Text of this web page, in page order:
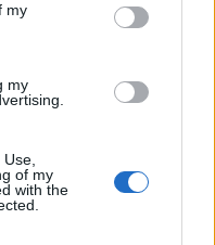
my
my
of my
with the
στην Πτολεμαΐδα